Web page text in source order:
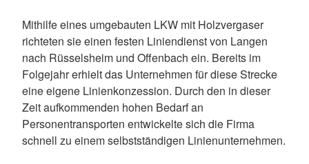
Mithilfe eines umgebauten LKW mit Holzvergaser
richteten sie einen festen Liniendienst von Langen
nach Rüsselsheim und Offenbach ein. Bereits im
Folgejahr erhielt das Unternehmen für diese Strecke
eine eigene Linienkonzession. Durch den in dieser
Zeit aufkommenden hohen Bedarf an
Personentransporten entwickelte sich die Firma
schnell zu einem selbstständigen Linienunternehmen.